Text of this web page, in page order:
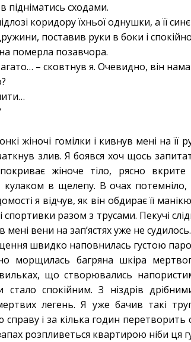
підніматись сходами.
коридору їхньої однушки, а її
поставив руки в боки і
померла позавчора.
– сковтнув я. Очевидно, він
жіночі гомілки і кивнув мені на
злив. Я боявся хоч щось
жіноче тіло, рясно
кулаком в щелепу. В очах потемніло,
я відчув, як він обдирає її
разом з трусами. Пекучі
мені вени на зап’ястях уже не судилось.
швидко наповнилась густою
морщилась багряна шкіра
що створювались
спокійним. З ніздрів
легень. Я уже бачив такі
і за кілька годин перетворить
розпливеться квартирою ніби ця